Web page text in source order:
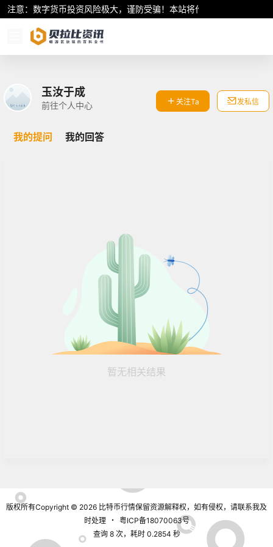
注意：数字货币投资风险极大，谨防受骗！本站将作为行业资讯共享
玉汝于成
前往个人中心 关注Ta 发私信
我的提问 我的回答
暂无相关结果
版权所有Copyright © 2026 比特币行情保留资源解释权，如有侵权，请联系我及
时处理
・ 粤ICP备18070063号
查询 8 次，耗时 0.2854 秒